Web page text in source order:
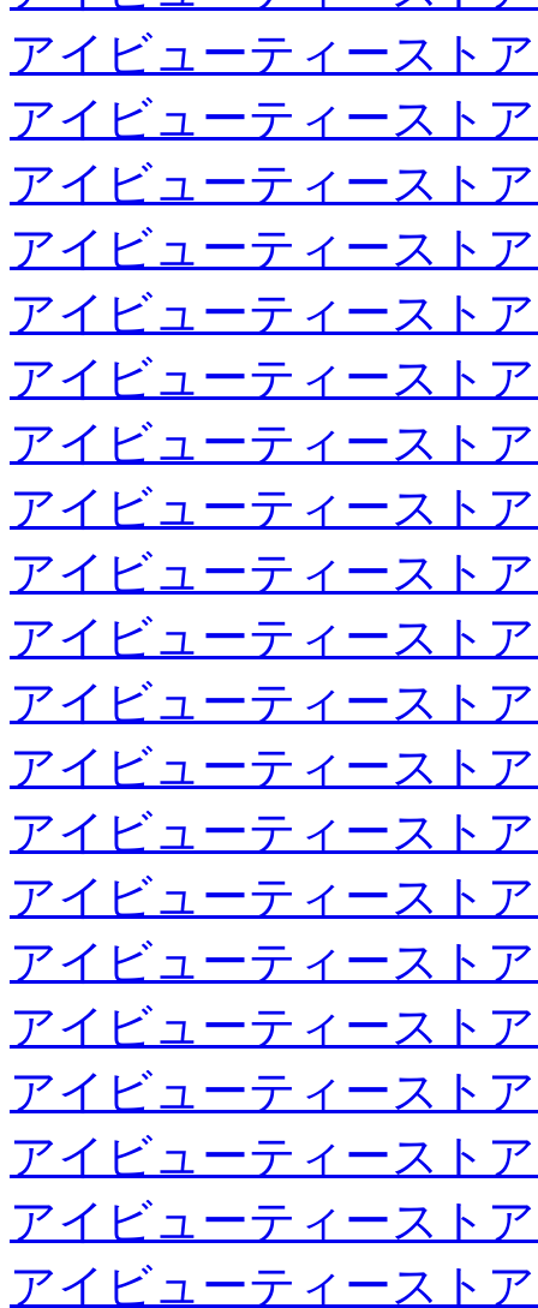
アイビューティースト
アイビューティースト
アイビューティースト
アイビューティースト
アイビューティースト
アイビューティースト
アイビューティースト
アイビューティースト
アイビューティースト
アイビューティースト
アイビューティースト
アイビューティースト
アイビューティースト
アイビューティースト
アイビューティースト
アイビューティースト
アイビューティースト
アイビューティースト
アイビューティースト
アイビューティースト